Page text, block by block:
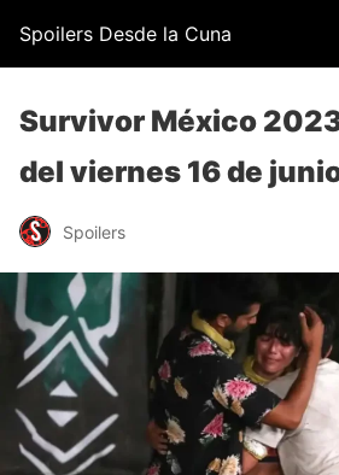
Spoilers Desde la Cuna
Survivor México
del viernes 16 de
Spoilers